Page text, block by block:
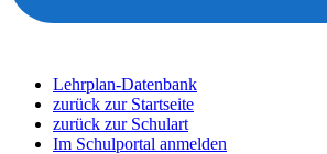
Lehrplan-Datenbank
zurück zur Startseite
zurück zur Schulart
Im Schulportal anmelden